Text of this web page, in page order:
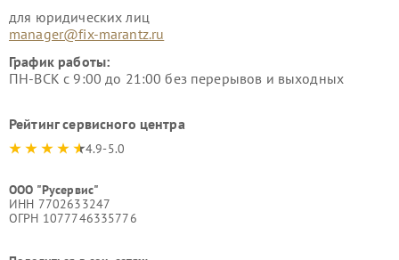
для юридических лиц
manager@fix-marantz.ru
График работы:
ПН-ВСК с 9:00 до 21:00 без перерывов и выходных
Рейтинг сервисного центра
4.9-5.0
ООО "Русервис"
ИНН 7702633247
ОГРН 1077746335776